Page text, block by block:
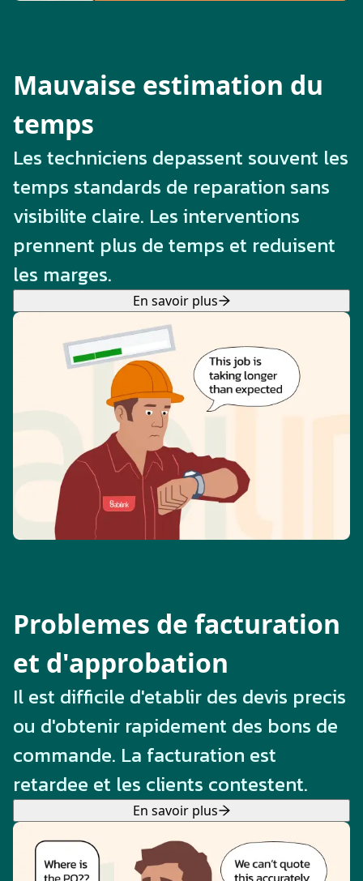
Mauvaise estimation du
temps
Les techniciens depassent souvent les
temps standards de reparation sans
visibilite claire. Les interventions
prennent plus de temps et reduisent
les marges.
En savoir plus
Problemes de facturation
et d'approbation
Il est difficile d'etablir des devis precis
ou d'obtenir rapidement des bons de
commande. La facturation est
retardee et les clients contestent.
En savoir plus